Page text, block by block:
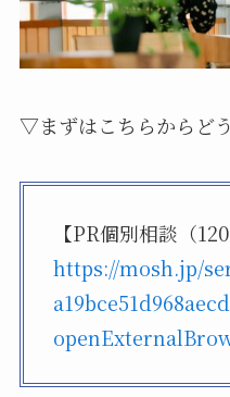
▽まずはこちらからど
【PR個別相談（120
https://mosh.jp/